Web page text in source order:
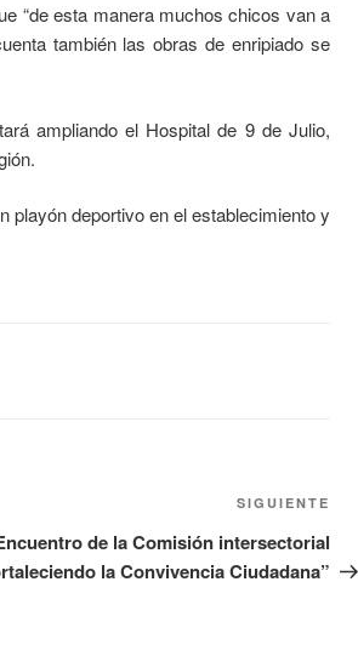
“de esta manera muchos chicos van a
también las obras de enripiado se
ampliando el Hospital de 9 de Julio,
playón deportivo en el establecimiento y
SIGUIENTE
de la Comisión intersectorial
la Convivencia Ciudadana”